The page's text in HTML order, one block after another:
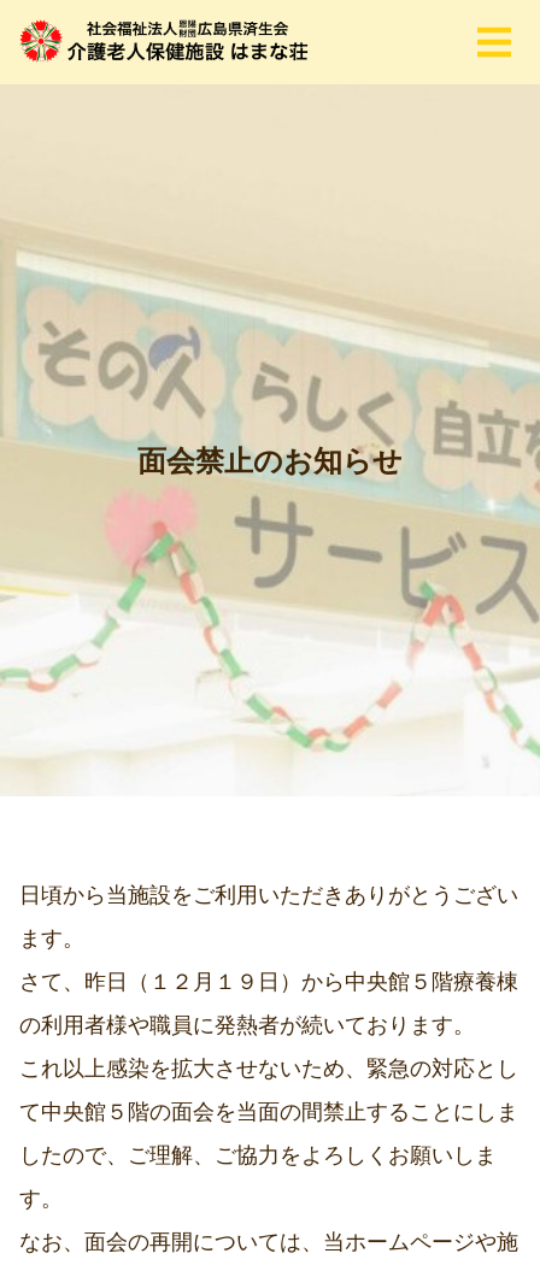
面会禁止のお知らせ
日頃から当施設をご利用いただきありがとうござい
ます。
さて、昨日（１２月１９日）から中央館５階療養棟
の利用者様や職員に発熱者が続いております。
これ以上感染を拡大させないため、緊急の対応とし
て中央館５階の面会を当面の間禁止することにしま
したので、ご理解、ご協力をよろしくお願いしま
す。
なお、面会の再開については、当ホームページや施